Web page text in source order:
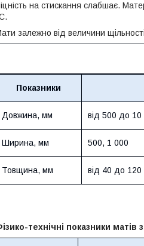
на стискання слабшає.
залежно від величини
Показники
Довжина, мм від 500 до
Ширина, мм 500, 1 000
Товщина, мм від 40 до
технічні показники